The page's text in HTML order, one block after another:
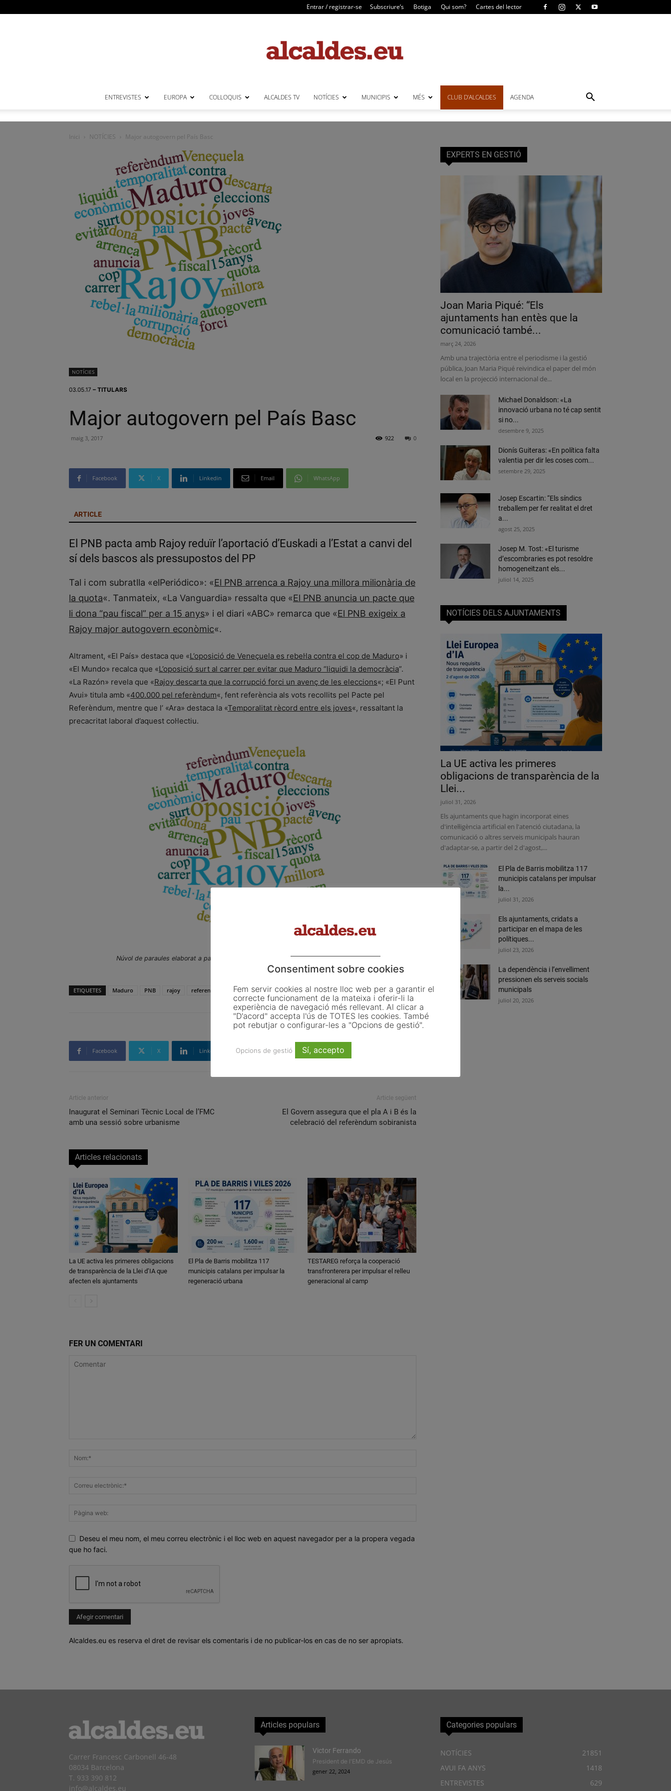
Entrar / registrar-se Subscriure’s Botiga Qui som? Cartes del lector
ENTREVISTES EUROPA COL·LOQUIS ALCALDES TV NOTÍCIES MUNICIPIS MÉS CLUB D’ALCALDES AGENDA
Inici NOTÍCIES Major autogovern pel País Basc
NOTÍCIES
03.05.17 – TITULARS
Major autogovern pel País Basc
maig 3, 2017 0
922
Facebook X Linkedin Email WhatsApp
ARTICLE
El PNB pacta amb Rajoy reduïr l’aportació d’Euskadi a l’Estat a canvi del
sí dels bascos als pressupostos del PP
Tal i com subratlla «elPeriódico»: «El PNB arrenca a Rajoy una millora milionària de
la quota«. Tanmateix, «La Vanguardia» ressalta que «El PNB anuncia un pacte que
li dona “pau fiscal” per a 15 anys» i el diari «ABC» remarca que «El PNB exigeix a
Rajoy major autogovern econòmic«.
Altrament, «El País» destaca que «L’oposició de Veneçuela es rebel·la contra el cop de Maduro» i
«El Mundo» recalca que «L’oposició surt al carrer per evitar que Maduro “liquidi la democràcia”.
«La Razón» revela que «Rajoy descarta que la corrupció forci un avenç de les eleccions«; «El Punt
Avui» titula amb «400.000 pel referèndum«, fent referència als vots recollits pel Pacte pel
Referèndum, mentre que l’ «Ara» destaca la «Temporalitat rècord entre els joves«, ressaltant la
precacritat laboral d’aquest col·lectiu.
Núvol de paraules elaborat a partir dels titulars d’avui dimecres, 3 de maig del 2017.
ETIQUETES Maduro PNB rajoy referendum Veneçuela
Facebook X Linkedin Email WhatsApp
Article anterior
Inaugurat el Seminari Tècnic Local de l’FMC
amb una sessió sobre urbanisme
Article següent
El Govern assegura que el pla A i B és la
celebració del referèndum sobiranista
Articles relacionats
La UE activa les primeres obligacions
de transparència de la Llei d’IA que
afecten els ajuntaments
El Pla de Barris mobilitza 117
municipis catalans per impulsar la
regeneració urbana
TESTAREG reforça la cooperació
transfronterera per impulsar el relleu
generacional al camp
FER UN COMENTARI
Deseu el meu nom, el meu correu electrònic i el lloc web en aquest navegador per a la propera vegada
que ho faci.
Alcaldes.eu es reserva el dret de revisar els comentaris i de no publicar-los en cas de no ser apropiats.
EXPERTS EN GESTIÓ
Joan Maria Piqué: “Els
ajuntaments han entès que la
comunicació també...
març 24, 2026
Amb una trajectòria entre el periodisme i la gestió
pública, Joan Maria Piqué reivindica el paper del món
local en la projecció internacional de...
Michael Donaldson: «La
innovació urbana no té cap sentit
si no...
desembre 9, 2025
Dionís Guiteras: «En política falta
valentia per dir les coses com...
setembre 29, 2025
Josep Escartin: “Els síndics
treballem per fer realitat el dret
a...
agost 25, 2025
Josep M. Tost: «El turisme
d’escombraries es pot resoldre
homogeneïtzant els...
juliol 14, 2025
NOTÍCIES DELS AJUNTAMENTS
La UE activa les primeres
obligacions de transparència de la
Llei...
juliol 31, 2026
Els ajuntaments que hagin incorporat eines
d'intel·ligència artificial en l'atenció ciutadana, la
comunicació o altres serveis municipals hauran
d'adaptar-se, a partir del 2 d'agost,...
El Pla de Barris mobilitza 117
municipis catalans per impulsar
la...
juliol 31, 2026
Els ajuntaments, cridats a
participar en el mapa de les
polítiques...
juliol 23, 2026
La dependència i l’envelliment
pressionen els serveis socials
municipals
juliol 20, 2026
Carrer Francesc Carbonell 46-48
08034 Barcelona
T. 933 390 812
info@alcaldes.eu
Articles populars
Victor Ferrando
President de l'EMD de Jesús
gener 22, 2024
Categories populars
NOTÍCIES
21851
AVUI FA ANYS
1418
ENTREVISTES
629
Consentiment sobre cookies
Fem servir cookies al nostre lloc web per a garantir el
correcte funcionament de la mateixa i oferir-li la
experiència de navegació més rellevant. Al clicar a
"D'acord" accepta l'ús de TOTES les cookies. També
pot rebutjar o configurar-les a "Opcions de gestió".
Opcions de gestió Sí, accepto